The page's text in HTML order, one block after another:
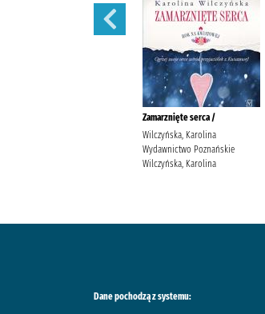
Zamarznięte serca /
Wilczyńska, Karolina
Wydawnictwo Poznańskie
Wilczyńska, Karolina
Dane pochodzą z systemu: